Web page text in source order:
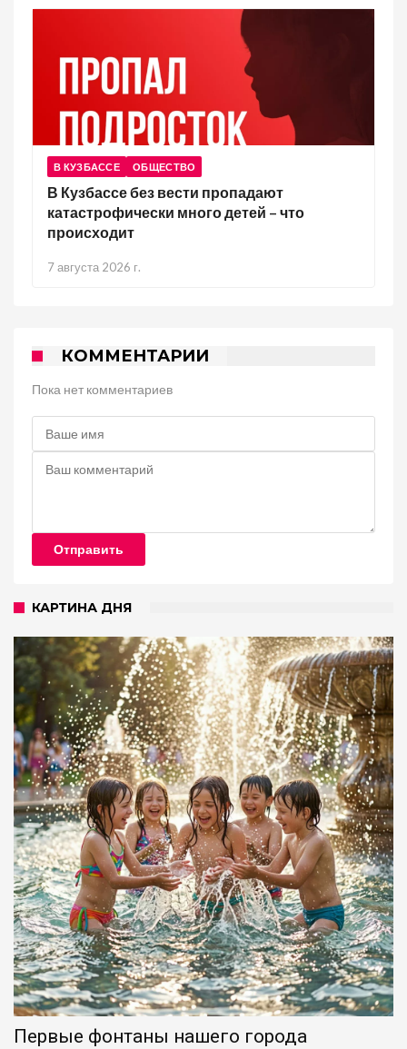
В КУЗБАССЕ ОБЩЕСТВО
В Кузбассе без вести пропадают
катастрофически много детей – что
происходит
7 августа 2026 г.
КОММЕНТАРИИ
Пока нет комментариев
Отправить
КАРТИНА ДНЯ
Первые фонтаны нашего города